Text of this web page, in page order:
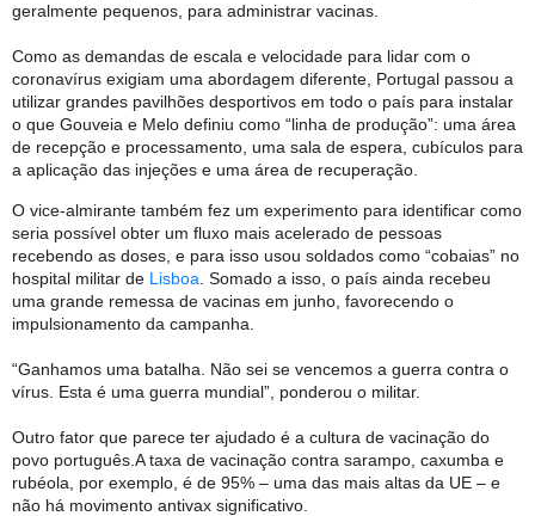
geralmente pequenos, para administrar vacinas.
Como as demandas de escala e velocidade para lidar com o
coronavírus exigiam uma abordagem diferente, Portugal passou a
utilizar grandes pavilhões desportivos em todo o país para instalar
o que Gouveia e Melo definiu como “linha de produção”: uma área
de recepção e processamento, uma sala de espera, cubículos para
a aplicação das injeções e uma área de recuperação.
O vice-almirante também fez um experimento para identificar como
seria possível obter um fluxo mais acelerado de pessoas
recebendo as doses, e para isso usou soldados como “cobaias” no
hospital militar de Lisboa . Somado a isso, o país ainda recebeu
uma grande remessa de vacinas em junho, favorecendo o
impulsionamento da campanha.
“Ganhamos uma batalha. Não sei se vencemos a guerra contra o
vírus. Esta é uma guerra mundial”, ponderou o militar.
Outro fator que parece ter ajudado é a cultura de vacinação do
povo português. A taxa de vacinação contra sarampo, caxumba e
rubéola, por exemplo, é de 95% – uma das mais altas da UE – e
não há movimento antivax significativo.